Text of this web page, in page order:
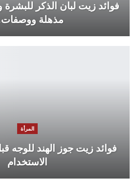
مذهلة
المرأة
فوائد زيت جوز الهند للوجه
الاستخدام